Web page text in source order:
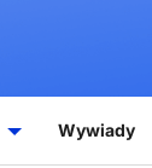
Wywiady